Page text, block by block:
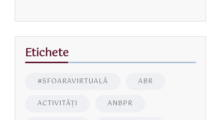
Etichete
#SFOARAVIRTUALĂ ABR
ACTIVITĂŢI ANBPR